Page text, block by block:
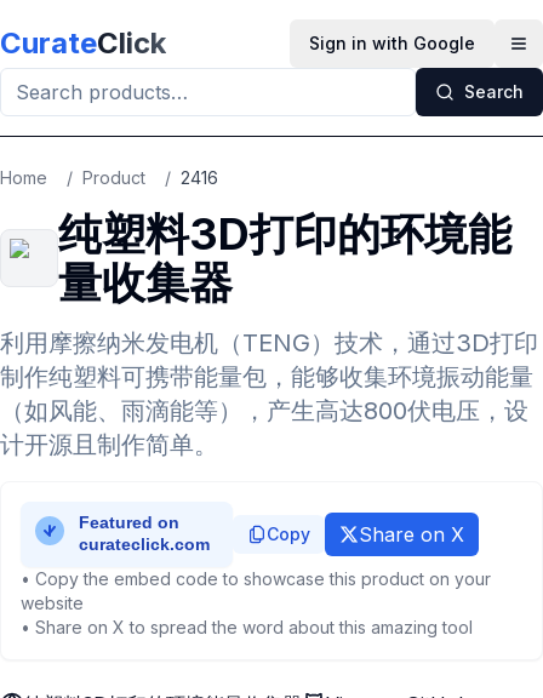
CurateClick Sign in with Google
Search
Home / Product / 2416
纯塑料3D打印的环境能
量收集器
利用摩擦纳米发电机（TENG）技术，通过3D打印
制作纯塑料可携带能量包，能够收集环境振动能量
（如风能、雨滴能等），产生高达800伏电压，设
计开源且制作简单。
Copy Share on X
• Copy the embed code to showcase this product on your
website
• Share on X to spread the word about this amazing tool